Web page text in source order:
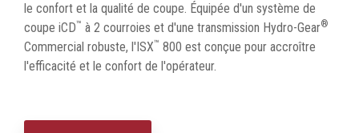
le confort et la qualité de coupe. Équipée d'un système de
coupe iCD™ à 2 courroies et d'une transmission Hydro-Gear®
Commercial robuste, l'ISX™ 800 est conçue pour accroître
l'efficacité et le confort de l'opérateur.